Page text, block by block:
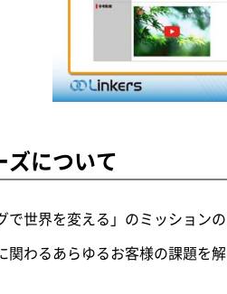
ズについて
で世界を変える」のミッション
関わるあらゆるお客様の課題を